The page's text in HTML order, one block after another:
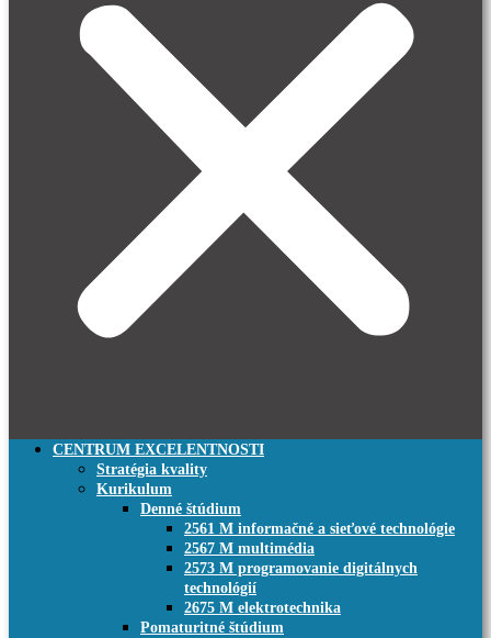
CENTRUM EXCELENTNOSTI
Stratégia kvality
Kurikulum
Denné štúdium
2561 M informačné a sieťové technológie
2567 M multimédia
2573 M programovanie digitálnych
technológií
2675 M elektrotechnika
Pomaturitné štúdium